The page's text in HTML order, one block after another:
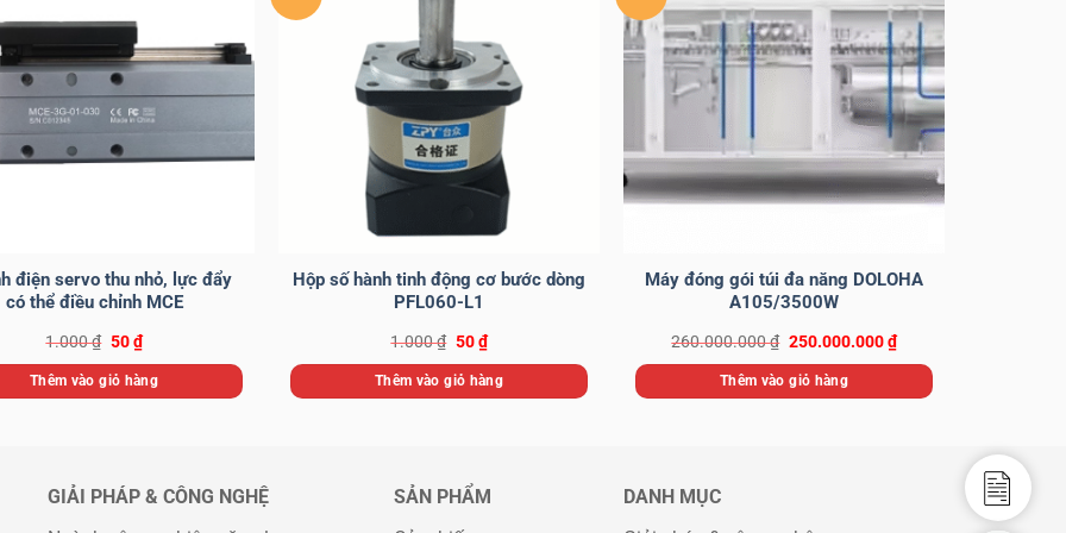
điện servo thu nhỏ, lực đẩy
có thể điều chỉnh MCE
1.000₫ Giá
gốc
là:
1.000 ₫.
50₫Giá
hiện
tại
là:
Thêm vào giỏ hàng
Hộp số hành tinh động cơ bước dòng
PFL060-L1
1.000₫ Giá
gốc
là:
1.000 ₫.
50₫Giá
hiện
tại
là:
Thêm vào giỏ hàng
Máy đóng gói túi đa năng DOLOHA
A105/3500W
260.000.000₫ Giá
là:
260.000.000 ₫.
250.000.000₫Giá
hiện
Thêm vào giỏ hàng
GIẢI PHÁP & CÔNG NGHỆ
SẢN PHẨM
DANH MỤC